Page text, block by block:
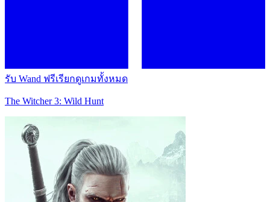
รับ Wand ฟรีเรียกดูเกมทั้งหมด
The Witcher 3: Wild Hunt